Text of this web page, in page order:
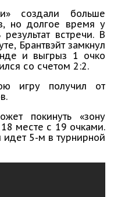
создали больше
но долгое время у
встречи. В
Брантвэйт замкнул
и выгрыз 1 очко
со счетом 2:2.
игру получил от
покинуть «зону
месте с 19 очками.
5-м в турнирной